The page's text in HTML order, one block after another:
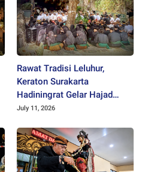
Rawat Tradisi Leluhur,
Keraton Surakarta
Hadiningrat Gelar Hajad
Dalem Wilujengan di
July 11, 2026